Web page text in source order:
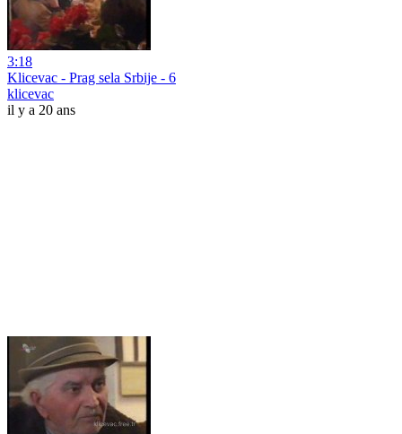
3:18
Klicevac - Prag sela Srbije - 6
klicevac
il y a 20 ans